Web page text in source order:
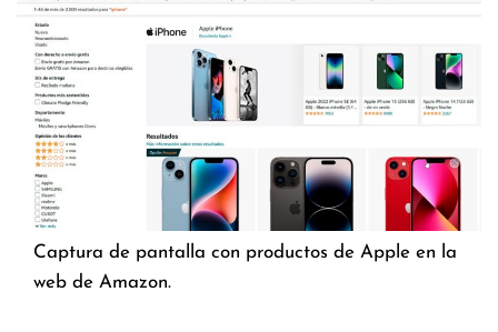
Captura de pantalla con productos de Apple en la
web de Amazon.